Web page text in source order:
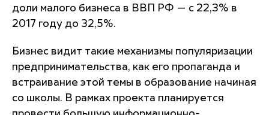
доли малого бизнеса в ВВП РФ — с 22,3% в
2017 году до 32,5%.
Бизнес видит такие механизмы популяризации
предпринимательства, как его пропаганда и
встраивание этой темы в образование начиная
со школы. В рамках проекта планируется